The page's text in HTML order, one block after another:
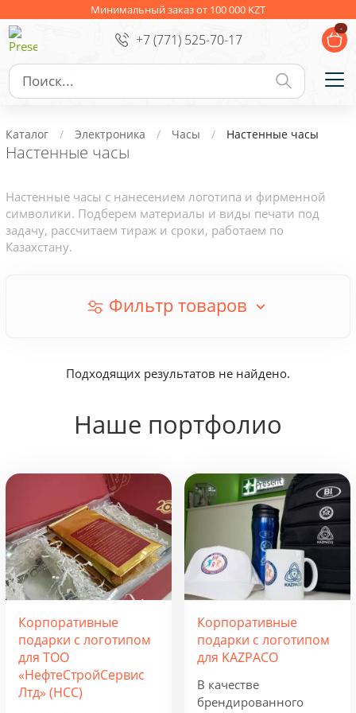
Минимальный заказ от 100 000 KZT
+7 (771) 525-70-17
-
Ежедневники Новогодние подарки
Сувениры к праздникам Упаковка
Личные аксессуары
Деловые подарки
Каталог Электроника Часы Настенные часы
Настенные часы
Настенные часы с нанесением логотипа и фирменной
символики. Подберем материалы и виды печати под
задачу, рассчитаем тираж и сроки, работаем по
Казахстану.
Фильтр товаров
Подходящих результатов не найдено.
Наше портфолио
Корпоративные
подарки с логотипом
для ТОО
«НефтеСтройСервис
Лтд» (НСС)
Корпоративные
подарки с логотипом
для KAZPACO
В качестве
брендированного